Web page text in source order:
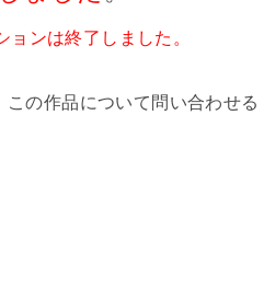
ョンは終了しました。
この作品について問い合わせる